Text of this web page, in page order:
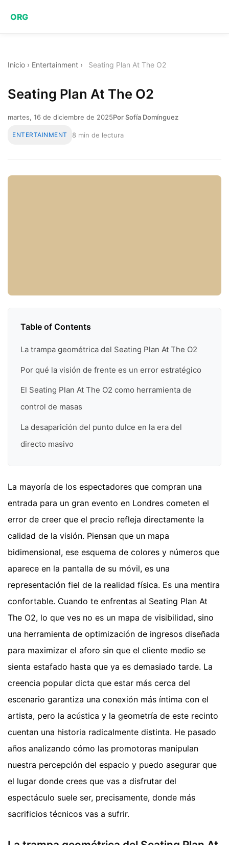
ORG
Inicio › Entertainment › Seating Plan At The O2
Seating Plan At The O2
martes, 16 de diciembre de 2025Por Sofía Domínguez
ENTERTAINMENT 8 min de lectura
Table of Contents
La trampa geométrica del Seating Plan At The O2
Por qué la visión de frente es un error estratégico
El Seating Plan At The O2 como herramienta de
control de masas
La desaparición del punto dulce en la era del
directo masivo
La mayoría de los espectadores que compran una
entrada para un gran evento en Londres cometen el
error de creer que el precio refleja directamente la
calidad de la visión. Piensan que un mapa
bidimensional, ese esquema de colores y números que
aparece en la pantalla de su móvil, es una
representación fiel de la realidad física. Es una mentira
confortable. Cuando te enfrentas al Seating Plan At
The O2, lo que ves no es un mapa de visibilidad, sino
una herramienta de optimización de ingresos diseñada
para maximizar el aforo sin que el cliente medio se
sienta estafado hasta que ya es demasiado tarde. La
creencia popular dicta que estar más cerca del
escenario garantiza una conexión más íntima con el
artista, pero la acústica y la geometría de este recinto
cuentan una historia radicalmente distinta. He pasado
años analizando cómo las promotoras manipulan
nuestra percepción del espacio y puedo asegurar que
el lugar donde crees que vas a disfrutar del
espectáculo suele ser, precisamente, donde más
sacrificios técnicos vas a sufrir.